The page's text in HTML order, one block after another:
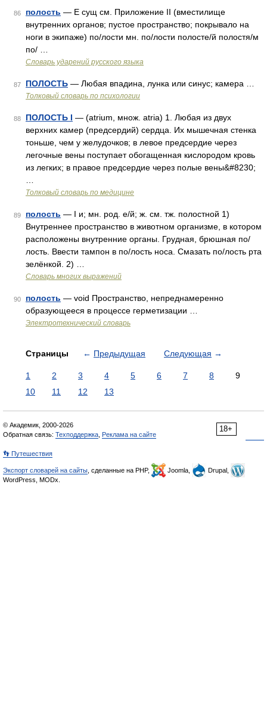
86 полость — E сущ см. Приложение II (вместилище
внутренних органов; пустое пространство; покрывало на
ноги в экипаже) по/лости мн. по/лости полосте/й полостя/м
по/ …
Словарь ударений русского языка
87 ПОЛОСТЬ — Любая впадина, лунка или синус; камера …
Толковый словарь по психологии
88 ПОЛОСТЬ I — (atrium, множ. atria) 1. Любая из двух
верхних камер (предсердий) сердца. Их мышечная стенка
тоньше, чем у желудочков; в левое предсердие через
легочные вены поступает обогащенная кислородом кровь
из легких; в правое предсердие через полые вены&#8230;
Толковый словарь по медицине
89 полость — I и; мн. род. е/й; ж. см. тж. полостной 1)
Внутреннее пространство в животном организме, в котором
расположены внутренние органы. Грудная, брюшная по/
лость. Ввести тампон в по/лость носа. Смазать по/лость рта
зелёнкой. 2) …
Словарь многих выражений
90 полость — void Пространство, непреднамеренно
образующееся в процессе герметизации …
Электротехнический словарь
Страницы ← Предыдущая Следующая →
1 2 3 4 5 6 7 8
9
10
11 12 13
18+
© Академик, 2000-2026
Обратная связь: Техподдержка Реклама на сайте
👣 Путешествия
Экспорт словарей на сайты , сделанные на PHP, Joomla,
Drupal,
WordPress, MODx.